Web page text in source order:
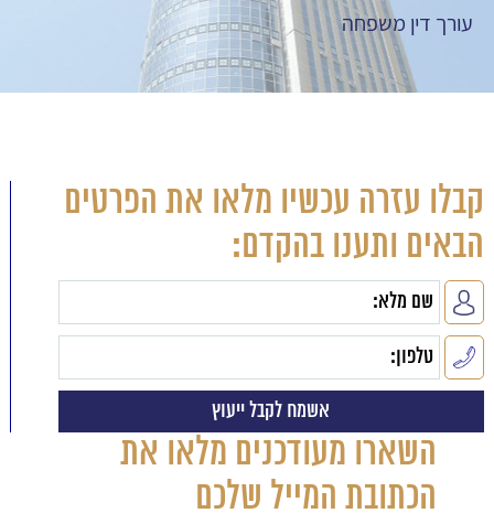
עורך דין משפחה
קבלו עזרה עכשיו מלאו את הפרטים
הבאים ותענו בהקדם:
השארו מעודכנים מלאו את
הכתובת המייל שלכם